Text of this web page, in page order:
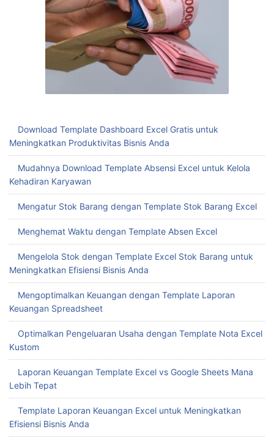
Download Template Dashboard Excel Gratis untuk
Meningkatkan Produktivitas Bisnis Anda
Mudahnya Download Template Absensi Excel untuk Kelola
Kehadiran Karyawan
Mengatur Stok Barang dengan Template Stok Barang Excel
Menghemat Waktu dengan Template Absen Excel
Mengelola Stok dengan Template Excel Stok Barang untuk
Meningkatkan Efisiensi Bisnis Anda
Mengoptimalkan Keuangan dengan Template Laporan
Keuangan Spreadsheet
Optimalkan Pengeluaran Usaha dengan Template Nota Excel
Kustom
Laporan Keuangan Template Excel vs Google Sheets Mana
Lebih Tepat
Template Laporan Keuangan Excel untuk Meningkatkan
Efisiensi Bisnis Anda